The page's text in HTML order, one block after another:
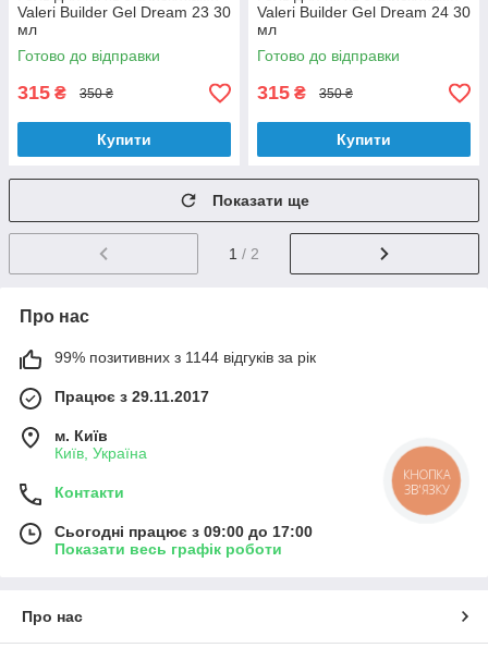
Valeri Builder Gel Dream 23 30
мл
Готово до відправки
315 ₴ 350 ₴
Купити
Valeri Builder Gel Dream 24 30
мл
Готово до відправки
315 ₴ 350 ₴
Купити
Показати ще
1 / 2
Про нас
99% позитивних з 1144 відгуків за рік
Працює з 29.11.2017
м. Київ
Київ, Україна
Контакти
Сьогодні працює з 09:00 до 17:00
Показати весь графік роботи
Про нас